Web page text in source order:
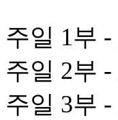
주일 1부
주일 2부
주일 3부